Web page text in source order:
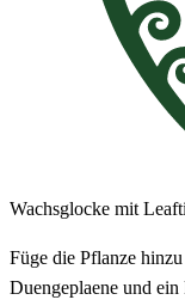
Wachsglocke mit
Füge die Pflanze
Duengeplaene und